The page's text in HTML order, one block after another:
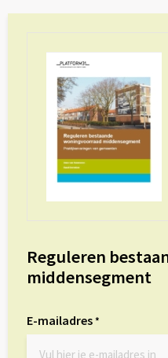
Reguleren
middensegment
E-mailadres*